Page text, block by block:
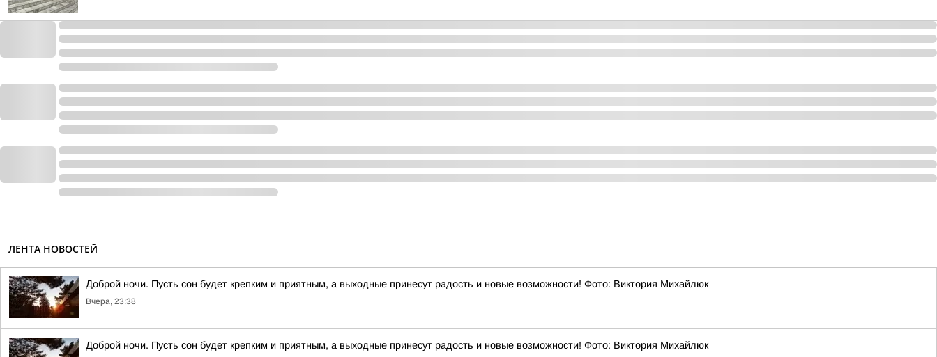
ЛЕНТА НОВОСТЕЙ
Доброй ночи. Пусть сон будет крепким и приятным, а выходные принесут радость и новые возможности! Фото: Виктория Михайлюк
Вчера, 23:38
Доброй ночи. Пусть сон будет крепким и приятным, а выходные принесут радость и новые возможности! Фото: Виктория Михайлюк